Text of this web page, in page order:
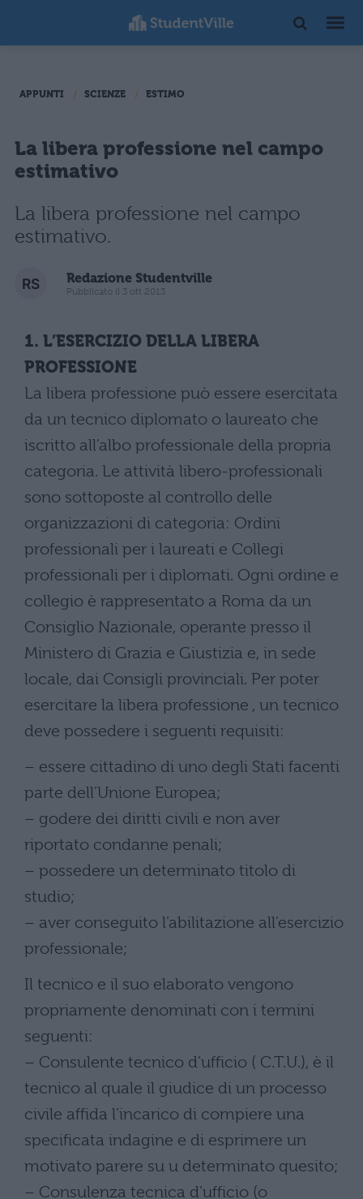
APPUNTI SCIENZE ESTIMO
La libera professione nel campo
estimativo
La libera professione nel campo
estimativo.
Redazione Studentville
Pubblicato il 3 ott 2013
1. L’ESERCIZIO DELLA LIBERA
PROFESSIONE
La libera professione può essere esercitata
da un tecnico diplomato o laureato che
iscritto all’albo professionale della propria
categoria. Le attività libero-professionali
sono sottoposte al controllo delle
organizzazioni di categoria: Ordini
professionali per i laureati e Collegi
professionali per i diplomati. Ogni ordine e
collegio è rappresentato a Roma da un
Consiglio Nazionale, operante presso il
Ministero di Grazia e Giustizia e, in sede
locale, dai Consigli provinciali. Per poter
esercitare la libera professione , un tecnico
deve possedere i seguenti requisiti:
– essere cittadino di uno degli Stati facenti
parte dell’Unione Europea;
– godere dei diritti civili e non aver
riportato condanne penali;
– possedere un determinato titolo di
studio;
– aver conseguito l’abilitazione all’esercizio
professionale;
Il tecnico e il suo elaborato vengono
propriamente denominati con i termini
seguenti:
– Consulente tecnico d’ufficio ( C.T.U.), è il
tecnico al quale il giudice di un processo
civile affida l’incarico di compiere una
specificata indagine e di esprimere un
motivato parere su u determinato quesito;
– Consulenza tecnica d’ufficio (o